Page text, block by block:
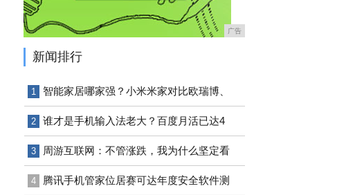
广告
新闻排行
1 智能家居哪家强？小米米家对比欧瑞博、
2 谁才是手机输入法老大？百度月活已达4
3 周游互联网：不管涨跌，我为什么坚定看
4 腾讯手机管家位居赛可达年度安全软件测